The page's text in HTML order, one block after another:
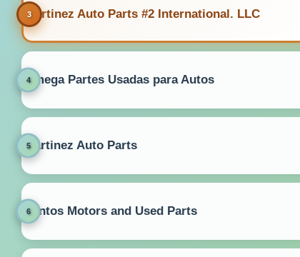
Martinez Auto Parts #2 International. LLC
Omega Partes Usadas para Autos
Martinez Auto Parts
Santos Motors and Used Parts